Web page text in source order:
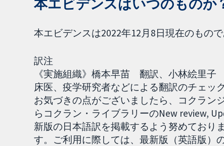
本エビデンスはいつのものか
本エビデンスは2022年12月8日現在のもので
訳注
《実施組織》橋本早苗 翻訳、小林絵里子
床医、疫学研究者などによる翻訳のチェッ
お気づきの点がございましたら、コクラン
らコクラン・ライブラリーのNew review,
新版の日本語訳を掲載するよう努めており
す。ご利用に際しては、最新版（英語版）